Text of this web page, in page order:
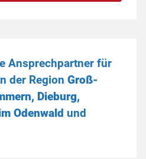
Ansprechpartner für
der Region Groß-
Dieburg,
Odenwald und